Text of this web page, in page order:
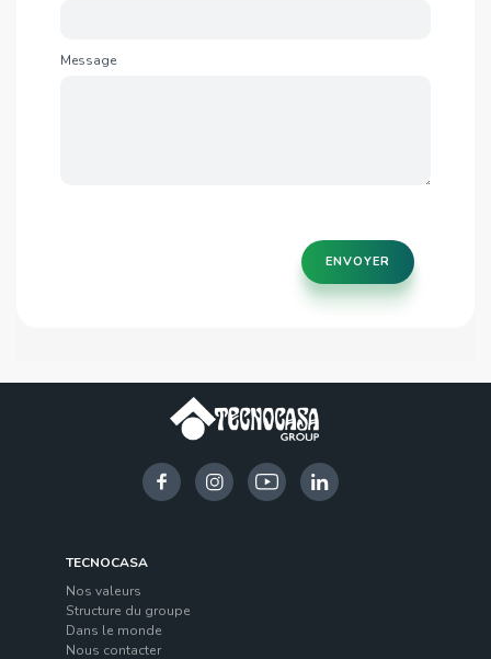
Message
ENVOYER
TECNOCASA
Nos valeurs
Structure du groupe
Dans le monde
Nous contacter